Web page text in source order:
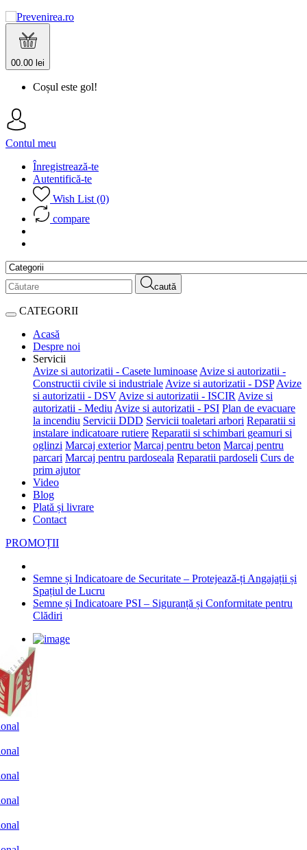
00.00 lei
Coșul este gol!
Contul meu
Înregistrează-te
Autentifică-te
Wish List (0)
compare
caută
CATEGORII
Acasă
Despre noi
Servicii
Avize si autorizatii - Casete luminoase Avize si autorizatii -
Constructii civile si industriale Avize si autorizatii - DSP Avize
si autorizatii - DSV Avize si autorizatii - ISCIR Avize si
autorizatii - Mediu Avize si autorizatii - PSI Plan de evacuare
la incendiu Servicii DDD Servicii toaletari arbori Reparatii si
instalare indicatoare rutiere Reparatii si schimbari geamuri si
oglinzi Marcaj exterior Marcaj pentru beton Marcaj pentru
parcari Marcaj pentru pardoseala Reparatii pardoseli Curs de
prim ajutor
Video
Blog
Plată și livrare
Contact
PROMOȚII
Semne și Indicatoare de Securitate – Protejează-ți Angajații și
Spațiul de Lucru
Semne și Indicatoare PSI – Siguranță și Conformitate pentru
Clădiri